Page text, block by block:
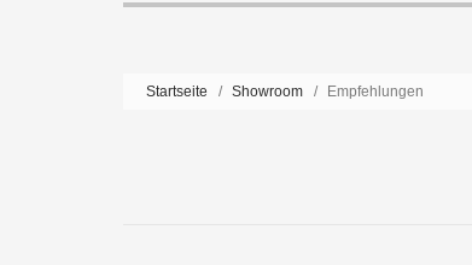
Startseite / Showroom / Empfehlungen